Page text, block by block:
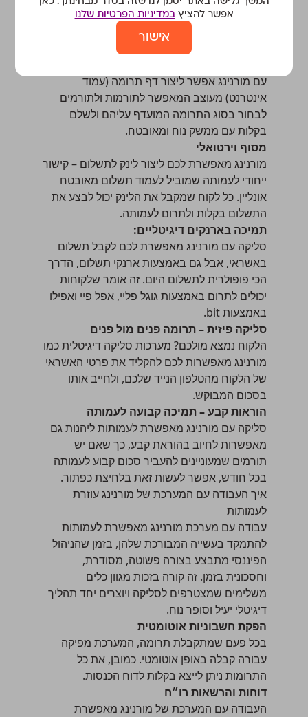
נסו אותנו בחינם ל-30 יום
סליקה אונליין – תרומות מהירות בכל שעה
עם מורנינג אפשר ליצור דף תרומה (עמוד
אינטרנט) מעוצב המאפשר לתורמות ולתורמים
לבחור בסוג התרומה המועדף עליהם ולשלם
בקלות עם ממשק נוח ומאובטח.
מסוף וירטואלי
מורנינג מאפשרת לכם ליצור לינק לתשלום – קישור
ייחודי לעמותה שמוביל לעמוד תשלום מאובטח
אונליין. כל לקוח שמקבל את הלינק יכול לבצע את
התשלום בקלות ולתרום לעמותה.
תמיכה בארנקים דיגיטליים:
סליקה עם מורנינג מאפשרת לכם לקבל תשלום
באשראי, אבל גם באמצעות ארנקי תשלום, הדרך
הכי פופולרית לתשלום היום. זה אומר שלקוחות
יכולים לתרום באמצעות גוגל פליי, אפל פיי ואפילו
באמצעות bit.
סליקה פיזית – תרומה פנים מול פנים
הלקוח נמצא מולכם? מערכות סליקה דיגיטלית כמו
מורנינג מאפשרות לכם להקליד את פרטי האשראי
של הלקוח מהטלפון הנייד שלכם, ולחייב אותו
בסכום המבוקש.
הוראות קבע – תמיכה קבועה לעמותה
סליקה עם מורנינג מאפשרת לעמותות ליהנות גם
מאפשרות לחיוב בהוראת קבע, כך שאם יש
תורמים שמעוניינים להעביר סכום קבוע לעמותה
בכל חודש, אפשר לעשות זאת בלחיצת כפתור.
איך העבודה עם המערכת של מורנינג עוזרת
לעמותות
עבודה עם מערכת מורנינג מאפשרת לעמותות
להתמקד בעשייה המבורכת שלהן, בזמן שהניהול
הפיננסי מתבצע בצורה פשוטה, מסודרת,
וחסכונית בזמן. זה קורה בזכות מגוון כלים
משלימים שמצטרפים לסליקה ויוצרים יחד תהליך
דיגיטלי יעיל וסופר נוח.
הפקת חשבוניות אוטומטית
בכל פעם שמתקבלת תרומה, המערכת מפיקה
עבורה קבלה באופן אוטומטי. כמובן, את כל
התרומות ניתן לייצא בקלות לדוח הכנסות.
דוחות והרשאות רו״ח
העבודה עם המערכת של מורנינג מאפשרת
אפשר להציץבמדיניות הפרטיות שלנו
אישור